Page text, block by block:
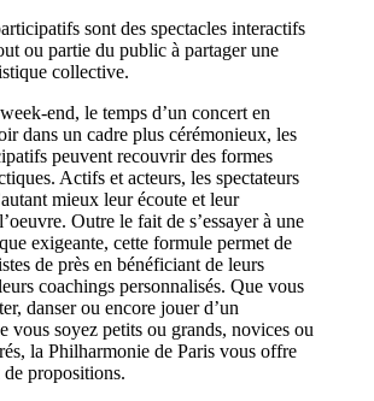
sont des spectacles interactifs
ou partie du public à partager une
collective.
end, le temps d’un concert en
dans un cadre plus cérémonieux, les
peuvent recouvrir des formes
Actifs et acteurs, les spectateurs
mieux leur écoute et leur
Outre le fait de s’essayer à une
exigeante, cette formule permet de
de près en bénéficiant de leurs
coachings personnalisés. Que vous
danser ou encore jouer d’un
vous soyez petits ou grands, novices ou
la Philharmonie de Paris vous offre
propositions.